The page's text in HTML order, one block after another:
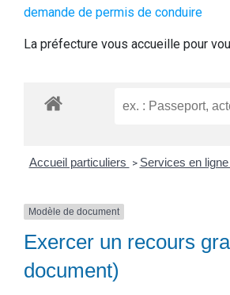
demande de permis de conduire
La préfecture vous accueille pour
Accueil particuliers > Services en
Modèle de document
Exercer un recours
document)